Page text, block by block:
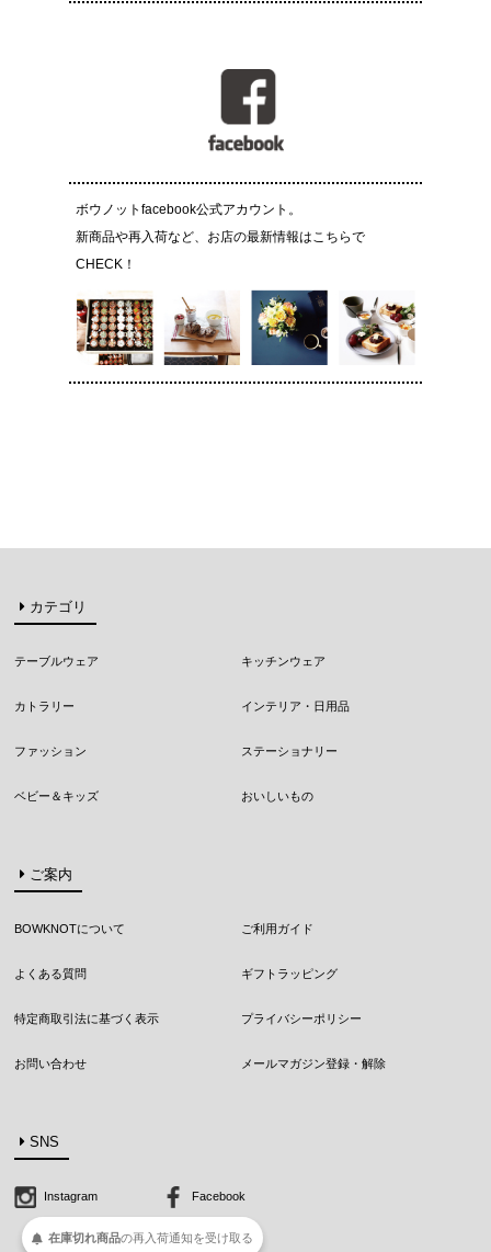
ボウノットfacebook公式アカウント。
新商品や再入荷など、お店の最新情報はこちらで
CHECK！
カテゴリ
テーブルウェア キッチンウェア
カトラリー インテリア・日用品
ファッション ステーショナリー
ベビー＆キッズ おいしいもの
ご案内
BOWKNOTについて ご利用ガイド
よくある質問 ギフトラッピング
特定商取引法に基づく表示 プライバシーポリシー
お問い合わせ メールマガジン登録・解除
SNS
Instagram Facebook
在庫切れ商品の再入荷通知を受け取る